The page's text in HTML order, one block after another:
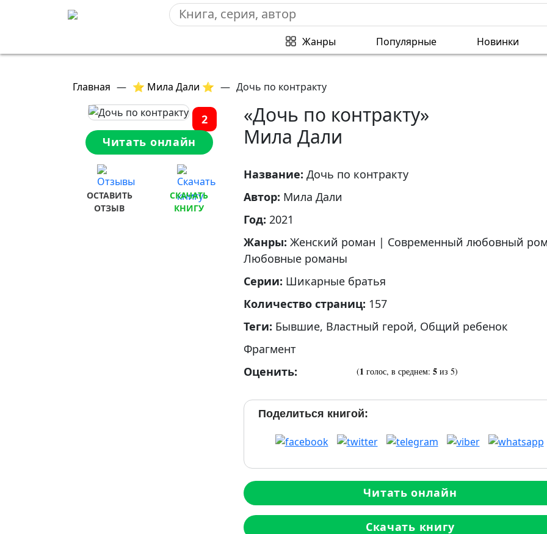
Жанры Популярные Новинки
Главная — ⭐ Мила Дали ⭐ — Дочь по контракту
2
Читать онлайн
ОСТАВИТЬ
ОТЗЫВ
СКАЧАТЬ
КНИГУ
«Дочь по контракту»
Мила Дали
Название: Дочь по контракту
Автор: Мила Дали
Год: 2021
Жанры: Женский роман | Современный любовный
Любовные романы
Серии: Шикарные братья
Количество страниц: 157
Теги: Бывшие, Властный герой, Общий ребенок
Фрагмент
Оценить:
(1 голос, в среднем: 5 из 5)
Поделиться книгой:
Читать онлайн
Скачать книгу